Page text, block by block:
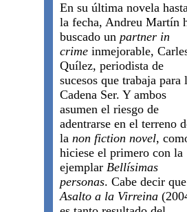
En su última novela
la fecha, Andreu Martín
buscado un partner in
crime inmejorable,
Quílez, periodista de
sucesos que trabaja para
Cadena Ser. Y ambos
asumen el riesgo de
adentrarse en el terreno
la non fiction novel,
hiciese el primero con la
ejemplar Bellísimas
personas. Cabe decir que
Asalto a la Virreina